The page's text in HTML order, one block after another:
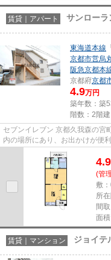
賃貸｜アパート サンローラ
東海道本線 「
京都市営烏
阪急京都本
京都府京都
4.9万円
築年数：築
階数：2階建
セブンイレブン 京都久我森の
内の場所にあり、お出かけが便
◎「サンローラン久我ノ杜」の物
4.9
(管
敷
所
間
面
賃貸｜マンション ジョイテ